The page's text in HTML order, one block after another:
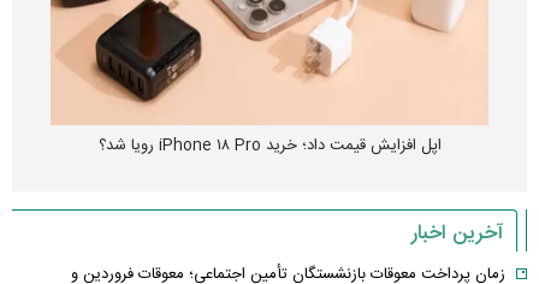
انتشار نخستین تصاویر شیائومی میکس فولد ۵ + جزئیات
آخرین اخبار
زمان پرداخت معوقات بازنشستگان تأمین اجتماعی؛ معوقات فروردین و